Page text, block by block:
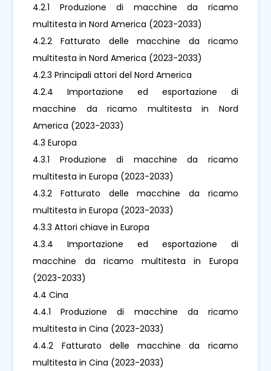
4.2.1 Produzione di macchine da ricamo
multitesta in Nord America (2023-2033)
4.2.2 Fatturato delle macchine da ricamo
multitesta in Nord America (2023-2033)
4.2.3 Principali attori del Nord America
4.2.4 Importazione ed esportazione di
macchine da ricamo multitesta in Nord
America (2023-2033)
4.3 Europa
4.3.1 Produzione di macchine da ricamo
multitesta in Europa (2023-2033)
4.3.2 Fatturato delle macchine da ricamo
multitesta in Europa (2023-2033)
4.3.3 Attori chiave in Europa
4.3.4 Importazione ed esportazione di
macchine da ricamo multitesta in Europa
(2023-2033)
4.4 Cina
4.4.1 Produzione di macchine da ricamo
multitesta in Cina (2023-2033)
4.4.2 Fatturato delle macchine da ricamo
multitesta in Cina (2023-2033)